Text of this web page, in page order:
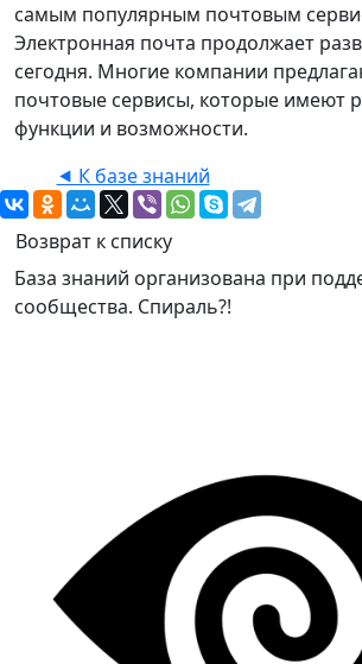
самым популярным почтовым
Электронная почта продолжает
сегодня. Многие компании
почтовые сервисы, которые имеют
функции и возможности.
⯇ К базе знаний
Возврат к списку
База знаний организована при
сообщества. Спираль?!